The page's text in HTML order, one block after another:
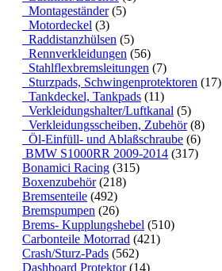
Montageständer(5)
Motordeckel (3)
Raddistanzhülsen (5)
Rennverkleidungen (56)
Stahlflexbremsleitungen (7)
Sturzpads, Schwingenprotektoren (17)
Tankdeckel, Tankpads (11)
Verkleidungshalter/Luftkanal (5)
Verkleidungsscheiben, Zubehör(8)
Öl-Einfüll- und Ablaßschraube (6)
BMW S1000RR 2009-2014 (317)
Bonamici Racing (315)
Boxenzubehör(218)
Bremsenteile (492)
Bremspumpen (26)
Brems- Kupplungshebel (510)
Carbonteile Motorrad (421)
Crash/Sturz-Pads (562)
Dashboard Protektor(14)